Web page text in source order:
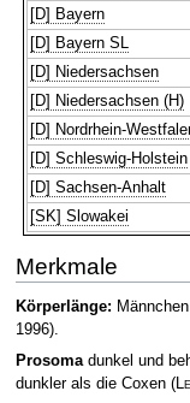
[D] Bayern
[D] Bayern SL
[D] Niedersachsen
[D] Niedersachsen (H)
[D] Nordrhein-
[D] Schleswig-Holstein
[D] Sachsen-Anhalt
[SK] Slowakei
Merkmale
Körperlänge:
1996).
Prosomadunkel und
dunkler als die Coxen (